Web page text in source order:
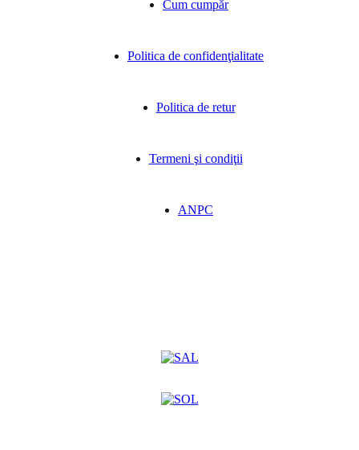
Cum cumpăr
Politica de confidenţialitate
Politica de retur
Termeni şi condiţii
ANPC